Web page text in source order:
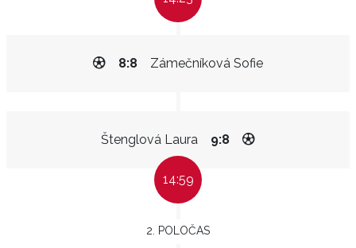
Zámečníková Sofie
8:8
Štenglová Laura 9:8
14:59
2. POLOČAS